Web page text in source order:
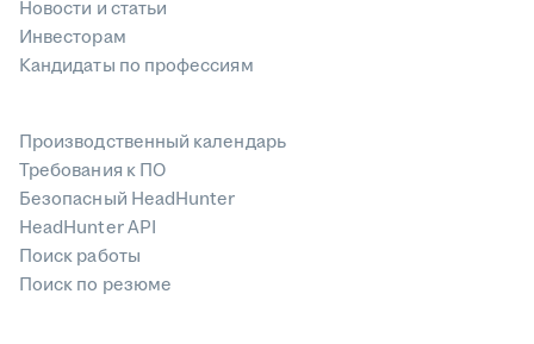
Новости и статьи
Инвесторам
Кандидаты по профессиям
Производственный календарь
Требования к ПО
Безопасный HeadHunter
HeadHunter API
Поиск работы
Поиск по резюме